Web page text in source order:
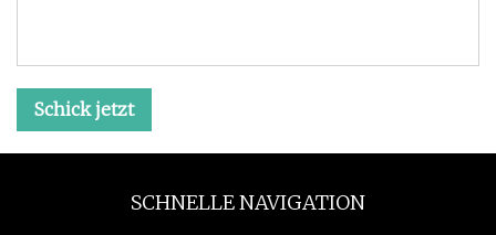
Schick jetzt
SCHNELLE NAVIGATION